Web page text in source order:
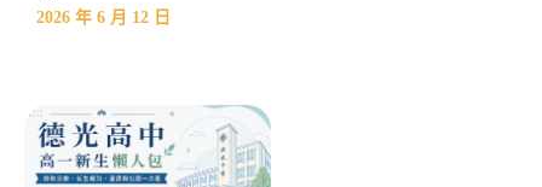
2026 年 6 月 12 日